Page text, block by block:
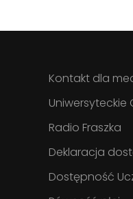
Kontakt dla
Uniwersyteckie
Radio Fraszka
Deklaracja
Dostępność